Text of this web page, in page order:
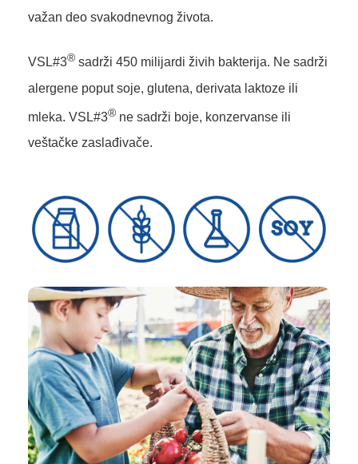
važan deo svakodnevnog života.
VSL#3® sadrži 450 milijardi živih bakterija. Ne sadrži
alergene poput soje, glutena, derivata laktoze ili
mleka. VSL#3® ne sadrži boje, konzervanse ili
veštačke zaslađivače.